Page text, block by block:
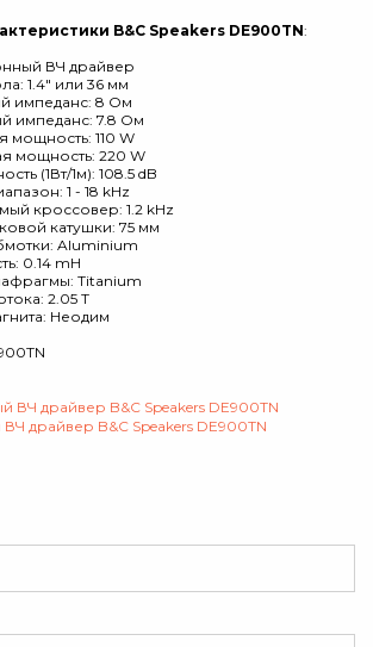
B&C Speakers DE900TN:
ВЧ драйвер
1.4" или 36 мм
импеданс: 8 Ом
импеданс: 7.8 Ом
мощность: 110 W
мощность: 220 W
(1Вт/1м): 108.5 dB
1 - 18 kHz
кроссовер: 1.2 kHz
катушки: 75 мм
Aluminium
0.14 mH
Titanium
2.05 T
Неодим
драйвер B&C Speakers DE900TN